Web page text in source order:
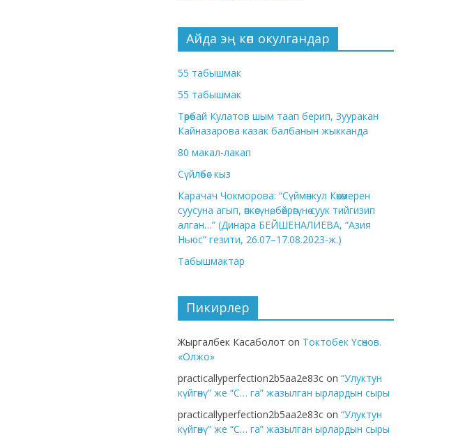
Айда эң көп окулгандар
55 табышмак
55 табышмак
Төрөбай Кулатов шым таап берип, Зууракан
Кайназарова казак балбанын жыкканда
80 макал-лакап
Сүйлөбөс кыз
Карачач Чокморова: “Сүймөнкул Көкөмерен
суусуна агып, өпкөсүнө, бөйрөгүнө суук тийгизип
алган…” (Динара БЕЙШЕНАЛИЕВА, “Азия
Ньюс” гезити, 26.07–17.08.2023-ж.)
Табышмактар
Пикирлер
Жыргалбек Касаболот on Токтобек Үсөнов.
«Олжо»
practicallyperfection2b5aa2e83c on “Улуктун
күйгөнү” же “С… га” жазылган ырлардын сыры
practicallyperfection2b5aa2e83c on “Улуктун
күйгөнү” же “С… га” жазылган ырлардын сыры